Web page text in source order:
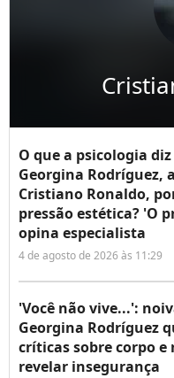
O que a psicologia
Georgina Rodríguez,
Cristiano Ronaldo,
pressão estética? 'O
opina especialista
4 de agosto de 2026 às 11:29
'Você não vive...':
Georgina Rodríguez
críticas sobre corpo e
revelar insegurança